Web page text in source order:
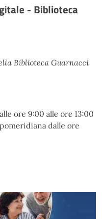
- Biblioteca
Biblioteca Guarnacci
ore 9:00 alle ore 13:00
dalle ore